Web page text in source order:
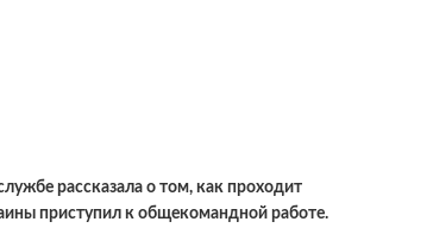
рассказала о том, как проходит
приступил к общекомандной работе.